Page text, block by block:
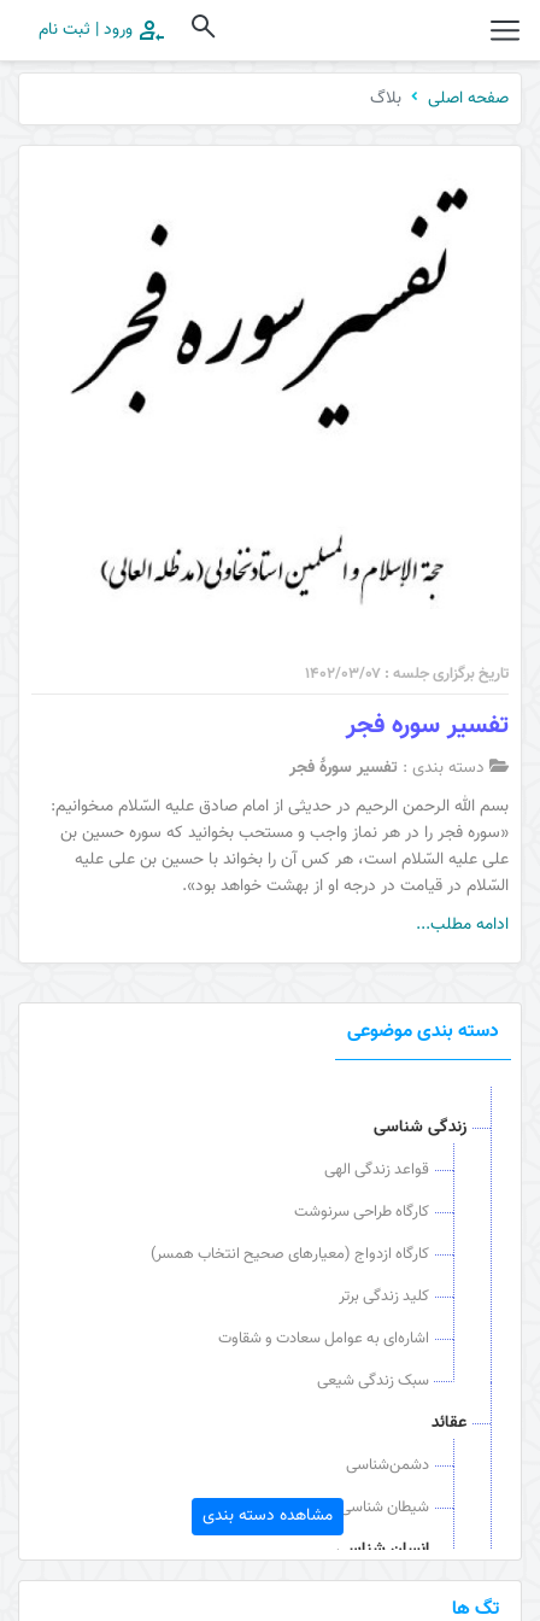
ورود | ثبت نام
صفحه اصلی بلاگ
تاریخ برگزاری جلسه : ۱۴۰۲/۰۳/۰۷
تفسیر سوره فجر
دسته بندی : تفسیر سورۀ فجر
بسم الله الرحمن الرحیم در حديثى از امام صادق عليه السّلام مى‏خوانيم:
«سوره فجر را در هر نماز واجب و مستحب بخوانيد كه سوره حسين بن
على عليه السّلام است، هر كس آن را بخواند با حسين بن على عليه
السّلام در قيامت در درجه او از بهشت خواهد بود».
ادامه مطلب...
دسته بندی موضوعی
زندگی شناسی
قواعد زندگی الهی
کارگاه طراحی سرنوشت
کارگاه ازدواج (معیارهای صحیح انتخاب همسر)
کلید زندگی برتر
اشاره‌ای به عوامل سعادت و شقاوت
سبک زندگی شیعی
عقائد
دشمن‌شناسی
شیطان شناسی
انسان شناسی
مشاهده دسته بندی
تگ ها